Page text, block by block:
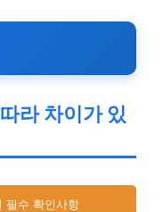
라 차이가 있
필수 확인사항